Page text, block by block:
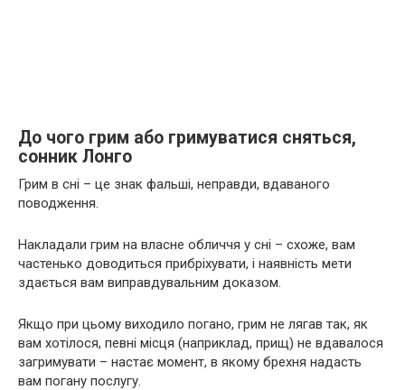
До чого грим або гримуватися сняться,
сонник Лонго
Грим в сні – це знак фальші, неправди, вдаваного
поводження.
Накладали грим на власне обличчя у сні – схоже, вам
частенько доводиться прибріхувати, і наявність мети
здається вам виправдувальним доказом.
Якщо при цьому виходило погано, грим не лягав так, як
вам хотілося, певні місця (наприклад, прищ) не вдавалося
загримувати – настає момент, в якому брехня надасть
вам погану послугу.